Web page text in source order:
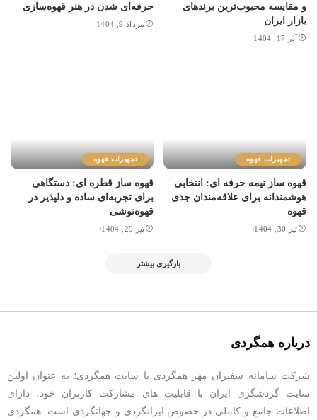
و مقایسه محبوب‌ترین برندهای
بازار ایران
آذر 17, 1404
حرفه‌ای شدن در هنر قهوه‌سازی
مرداد 9, 1404
تجهیزات قهوه
قهوه ساز نیمه حرفه ای: انتخابی
هوشمندانه برای علاقه‌مندان جدی
قهوه
تیر 30, 1404
تجهیزات قهوه
قهوه ساز قطره ای: دستگاهی
برای تجربه‌ای ساده و دلپذیر در
قهوه‌نوشی
تیر 29, 1404
بارگیری بیشتر
درباره همگردی
شرکت سامانه سفیران مهر همگردی با سایت همگردی؛ به عنوان اولین
سایت گردشگری ایران با قابلیت های مشارکت کاربران خود، دارای
اطلاعات جامع و کاملی در خصوص ایرانگردی و جهانگردی است. همگردی